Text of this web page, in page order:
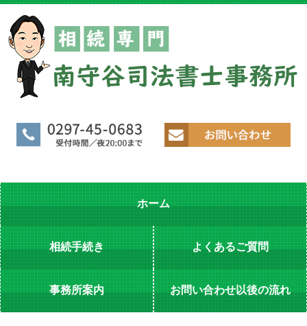
ホーム
相続手続き よくあるご質問
事務所案内 お問い合わせ以後の流れ